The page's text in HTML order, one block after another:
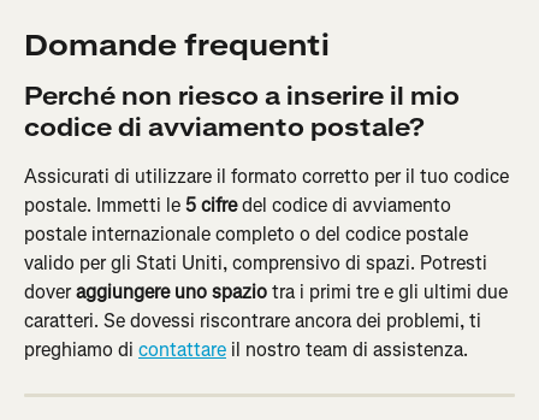
Domande frequenti
Perché non riesco a inserire il mio
codice di avviamento postale?
Assicurati di utilizzare il formato corretto per il tuo codice
postale. Immetti le 5 cifre del codice di avviamento
postale internazionale completo o del codice postale
valido per gli Stati Uniti, comprensivo di spazi. Potresti
dover aggiungere uno spazio tra i primi tre e gli ultimi due
caratteri. Se dovessi riscontrare ancora dei problemi, ti
preghiamo di contattare il nostro team di assistenza.